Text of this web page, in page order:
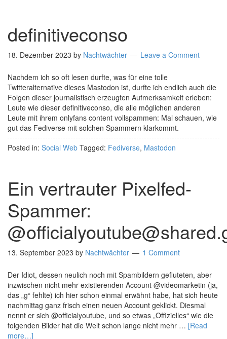
definitiveconso
18. Dezember 2023 by Nachtwächter Leave a Comment
Nachdem ich so oft lesen durfte, was für eine tolle
Twitteralternative dieses Mastodon ist, durfte ich endlich auch die
Folgen dieser journalistisch erzeugten Aufmerksamkeit erleben:
Leute wie dieser definitiveconso, die alle möglichen anderen
Leute mit ihrem onlyfans content vollspammen: Mal schauen, wie
gut das Fediverse mit solchen Spammern klarkommt.
Posted in: Social Web Tagged: Fediverse, Mastodon
Ein vertrauter Pixelfed-
Spammer:
13. September 2023 by Nachtwächter 1 Comment
Der Idiot, dessen neulich noch mit Spambildern gefluteten, aber
inzwischen nicht mehr existierenden Account @videomarketin (ja,
das „g“ fehlte) ich hier schon einmal erwähnt habe, hat sich heute
nachmittag ganz frisch einen neuen Account geklickt. Diesmal
nennt er sich @officialyoutube, und so etwas „Offizielles“ wie die
folgenden Bilder hat die Welt schon lange nicht mehr … [Read
more…]